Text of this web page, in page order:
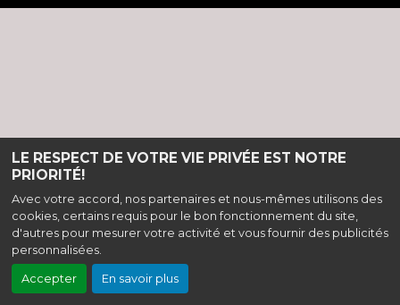
LE RESPECT DE VOTRE VIE PRIVÉE EST NOTRE
PRIORITÉ!
Avec votre accord, nos partenaires et nous-mêmes utilisons des
cookies, certains requis pour le bon fonctionnement du site,
d'autres pour mesurer votre activité et vous fournir des publicités
personnalisées.
Accepter En savoir plus